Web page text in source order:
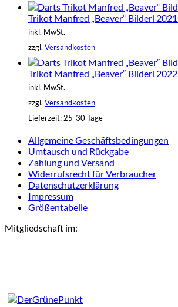
Trikot Manfred „Beaver“ Bilderl 2021
inkl. MwSt.
zzgl. Versandkosten
Trikot Manfred „Beaver“ Bilderl 2022
inkl. MwSt.
zzgl. Versandkosten
Lieferzeit: 25-30 Tage
Allgemeine Geschäftsbedingungen
Umtausch und Rückgabe
Zahlung und Versand
Widerrufsrecht für Verbraucher
Datenschutzerklärung
Impressum
Größentabelle
Mitgliedschaft im: